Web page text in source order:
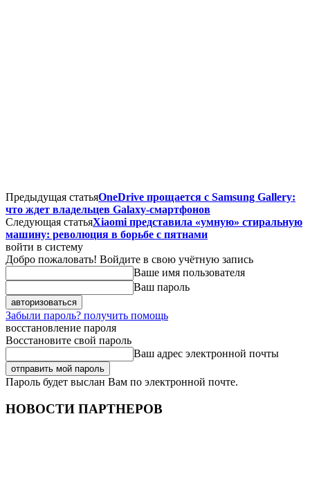
Предыдущая статьяOneDrive прощается с Samsung Gallery:
что ждет владельцев Galaxy-смартфонов
Следующая статьяXiaomi представила «умную» стиральную
машину: революция в борьбе с пятнами
войти в систему
Добро пожаловать! Войдите в свою учётную запись
Ваше имя пользователя
Ваш пароль
Забыли пароль? получить помощь
восстановление пароля
Восстановите свой пароль
Ваш адрес электронной почты
Пароль будет выслан Вам по электронной почте.
НОВОСТИ ПАРТНЕРОВ